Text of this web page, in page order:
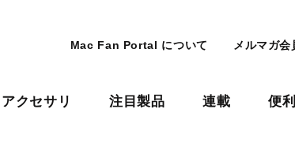
Mac Fan Portal について メルマガ会
アクセサリ 注目製品 連載 便